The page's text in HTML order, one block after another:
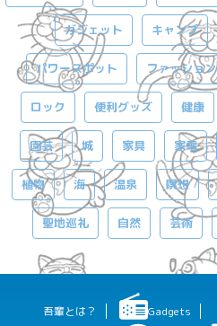
ガジェット キャンプ
パワースポット ファッション
ロック 便利グッズ 健康
園芸 城 家具 家電
植物 海 温泉 瞑想
聖地巡礼 自然 芸術
吾輩とは？ Gadgets